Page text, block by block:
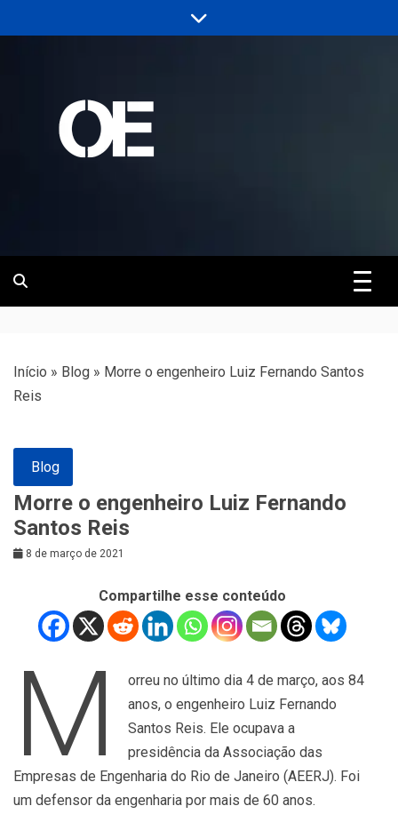
to
Revista | O
Empreiteiro
Início » Blog » Morre o engenheiro Luiz Fernando Santos
Reis
Blog
Morre o engenheiro Luiz Fernando
Santos Reis
8 de março de 2021
Compartilhe esse conteúdo
M
orreu no último dia 4 de março, aos 84
anos, o engenheiro Luiz Fernando
Santos Reis. Ele ocupava a
presidência da Associação das
Empresas de Engenharia do Rio de Janeiro (AEERJ). Foi
um defensor da engenharia por mais de 60 anos.